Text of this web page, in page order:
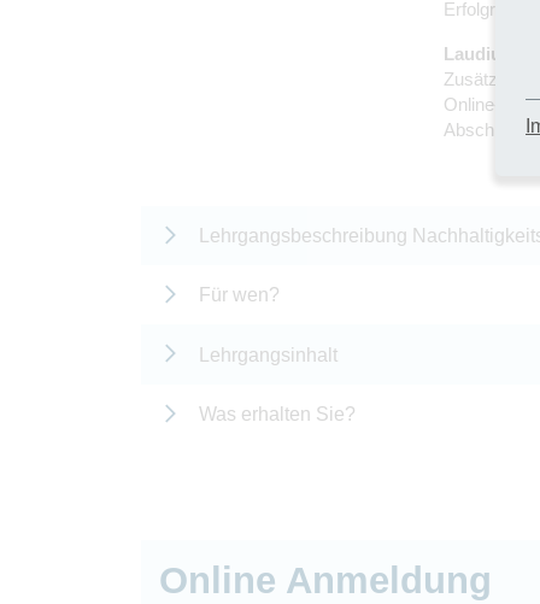
Laudius-
Zusätzlich
Online-
Lehrgangsbeschreibung
Für wen?
Lehrgangsinhalt
Was erhalten Sie?
Online Anmeldung